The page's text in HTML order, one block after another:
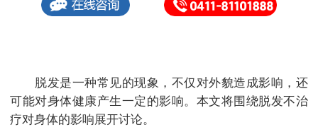
脱发是一种常见的现象，不仅对外貌造成影响，还
可能对身体健康产生一定的影响。本文将围绕脱发不治
疗对身体的影响展开讨论。